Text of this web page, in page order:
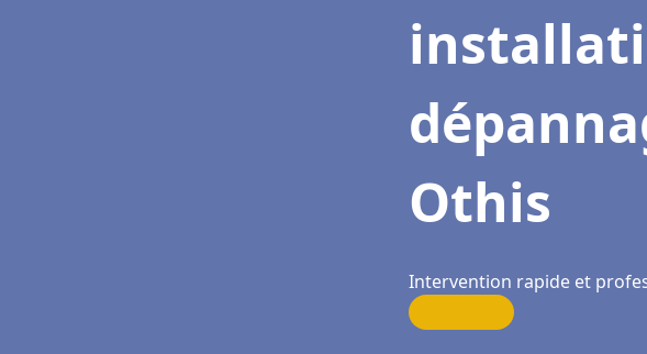
Othis
Intervention rapide et